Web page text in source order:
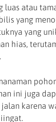
luas atau
yang
yang
hias,
ini juga
karena